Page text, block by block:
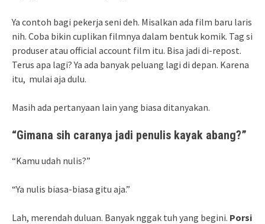
Ya contoh bagi pekerja seni deh. Misalkan ada film baru laris
nih. Coba bikin cuplikan filmnya dalam bentuk komik. Tag si
produser atau official account film itu. Bisa jadi di-repost.
Terus apa lagi? Ya ada banyak peluang lagi di depan. Karena
itu, mulai aja dulu.
Masih ada pertanyaan lain yang biasa ditanyakan.
“Gimana sih caranya jadi penulis kayak abang?”
“Kamu udah nulis?”
“Ya nulis biasa-biasa gitu aja.”
Lah, merendah duluan. Banyak nggak tuh yang begini. Porsi